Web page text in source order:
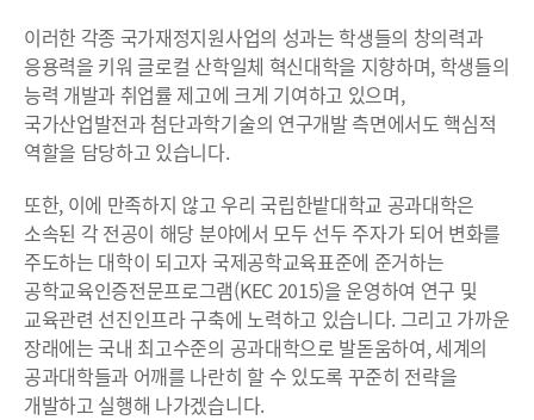
이러한 각종 국가재정지원사업의 성과는 학생들의 창의력과
응용력을 키워 글로컬 산학일체 혁신대학을 지향하며, 학생들의
능력 개발과 취업률 제고에 크게 기여하고 있으며,
국가산업발전과 첨단과학기술의 연구개발 측면에서도 핵심적
역할을 담당하고 있습니다.
또한, 이에 만족하지 않고 우리 국립한밭대학교 공과대학은
소속된 각 전공이 해당 분야에서 모두 선두 주자가 되어 변화를
주도하는 대학이 되고자 국제공학교육표준에 준거하는
공학교육인증전문프로그램(KEC 2015)을 운영하여 연구 및
교육관련 선진인프라 구축에 노력하고 있습니다. 그리고 가까운
장래에는 국내 최고수준의 공과대학으로 발돋움하여, 세계의
공과대학들과 어깨를 나란히 할 수 있도록 꾸준히 전략을
개발하고 실행해 나가겠습니다.